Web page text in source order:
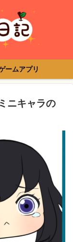
ームアプリ
ニキャラの